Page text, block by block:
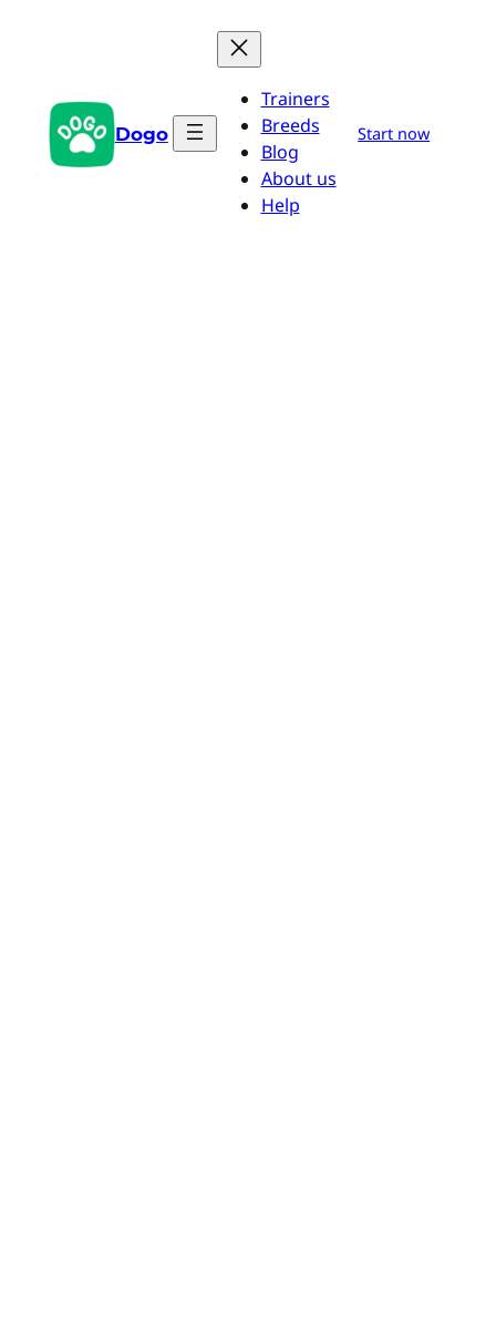
Dogo
Trainers
Breeds
Blog
About us
Help
Start now